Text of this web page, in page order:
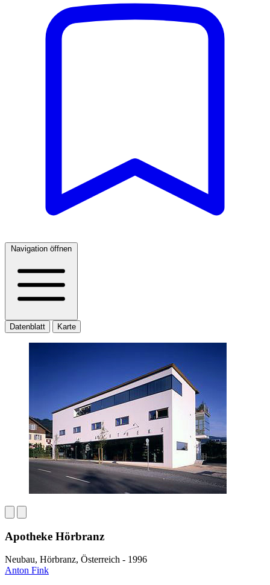
Navigation öffnen
Datenblatt Karte
Apotheke Hörbranz
Neubau, Hörbranz, Österreich - 1996
Anton Fink